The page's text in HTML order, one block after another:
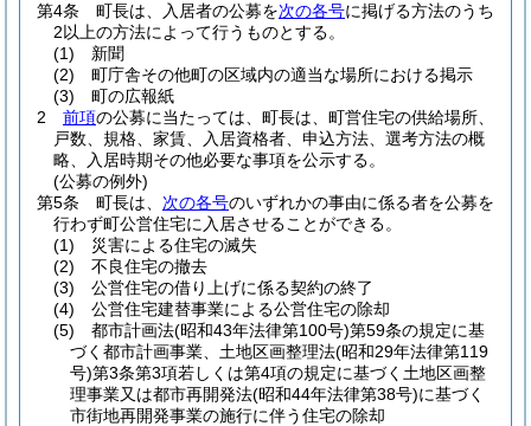
第4条
町長は、入居者の公募を次の各号に掲げる方法のうち
2以上の方法によって行うものとする。
(1)
新聞
(2)
町庁舎その他町の区域内の適当な場所における掲示
(3)
町の広報紙
2
前項の公募に当たっては、町長は、町営住宅の供給場所、
戸数、規格、家賃、入居資格者、申込方法、選考方法の概
略、入居時期その他必要な事項を公示する。
(公募の例外)
第5条
町長は、 次の各号のいずれかの事由に係る者を公募を
行わず町公営住宅に入居させることができる。
(1)
災害による住宅の滅失
(2)
不良住宅の撤去
(3)
公営住宅の借り上げに係る契約の終了
(4)
公営住宅建替事業による公営住宅の除却
(5)
都市計画法(昭和43年法律第100号)第59条の規定に基
づく都市計画事業、土地区画整理法(昭和29年法律第119
号)第3条第3項若しくは第4項の規定に基づく土地区画整
理事業又は都市再開発法(昭和44年法律第38号)に基づく
市街地再開発事業の施行に伴う住宅の除却